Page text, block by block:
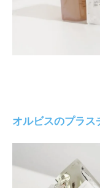
オルビスのプラ